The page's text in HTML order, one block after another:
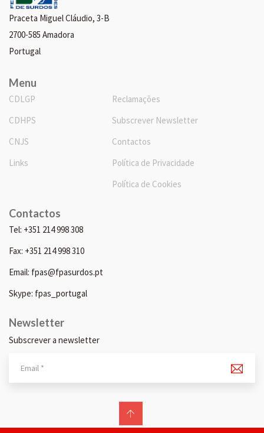
Praceta Miguel Cláudio, 3-B
2700-585 Amadora
Portugal
Menu
CDLGP
CDHPS
CNJS
Links
Reclamações
Subscrever Newsletter
Contactos
Política de Privacidade
Política de Cookies
Contactos
Tel: +351 214 998 308
Fax: +351 214 998 310
Email: fpas@fpasurdos.pt
Skype: fpas_portugal
Newsletter
Subscrever a newsletter